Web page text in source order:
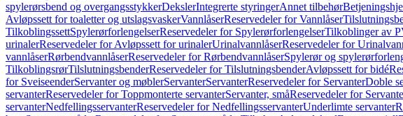
spylerørsbend og overgangsstykkerDekslerIntegrerte styringerAnnet tilbehør
Avløpssett for toaletter og utslagsvaskerVannlåserReservedeler for Vannlåser
TilkoblingssettSpylerørforlengelserReservedeler for SpylerørforlengelserTilkoblinger av
urinalerReservedeler for Avløpssett for urinalerUrinalvannlåserReservedeler for
vannlåserRørbendvannlåserReservedeler for RørbendvannlåserSpylerør og
TilkoblingsrørTilslutningsbenderReservedeler for TilslutningsbenderAvløpssett for bidé
for SveiseenderServanter og møblerServanterServanterReservedeler for ServanterDoble
servanterReservedeler for Toppmonterte servanterServanter, småReservedeler for
servanterNedfellingsservanterReservedeler for NedfellingsservanterUnderlimte servanter